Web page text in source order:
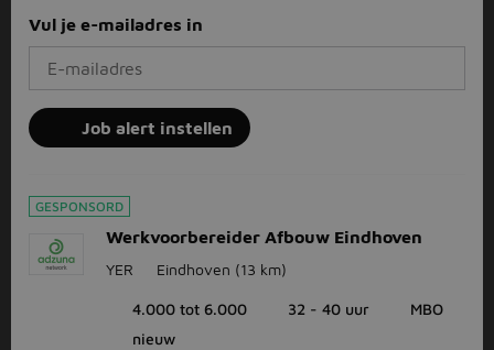
Vul je e-mailadres in
Job alert instellen
GESPONSORD
Werkvoorbereider Afbouw Eindhoven
YER Eindhoven (13 km)
4.000 tot 6.000 32 - 40 uur
MBO
nieuw